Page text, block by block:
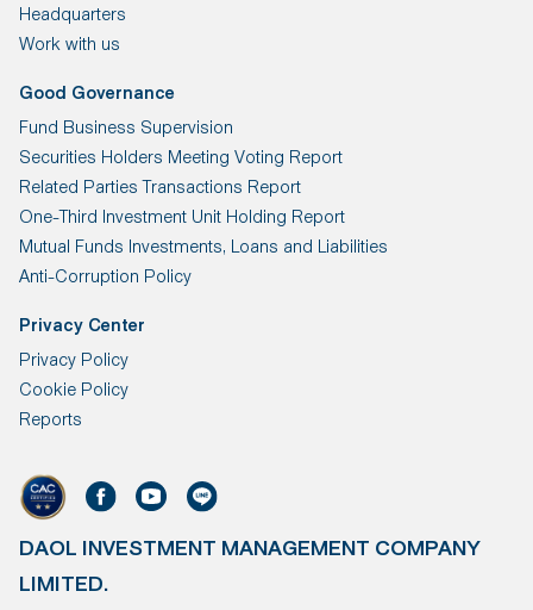
Headquarters
Work with us
Good Governance
Fund Business Supervision
Securities Holders Meeting Voting Report
Related Parties Transactions Report
One-Third Investment Unit Holding Report
Mutual Funds Investments, Loans and Liabilities
Anti-Corruption Policy
Privacy Center
Privacy Policy
Cookie Policy
Reports
DAOL INVESTMENT MANAGEMENT COMPANY
LIMITED.